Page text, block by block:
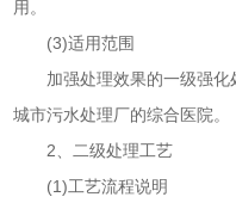
用。
(3)适用范围
加强处理效果的一级强化
城市污水处理厂的综合医院。
2、二级处理工艺
(1)工艺流程说明